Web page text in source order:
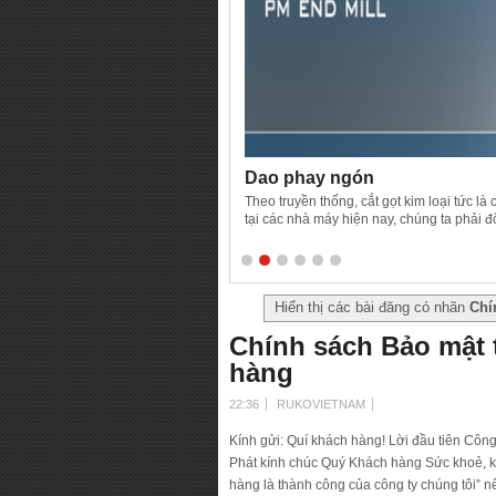
Dao phay ngón
Theo truyền thống, cắt gọt kim loại tức là
tại các nhà máy hiện nay, chúng ta phải
với hợp kim thép truyền thống và có thể
Hiển thị các bài đăng có nhãn
Chính sách Bảo
hàng
22:36 RUKOVIETNAM
Kính gửi: Quí khách hàng! Lời đầu tiên
Phát kính chúc Quý Khách hàng Sức
hàng là thành công của công ty chúng tôi”